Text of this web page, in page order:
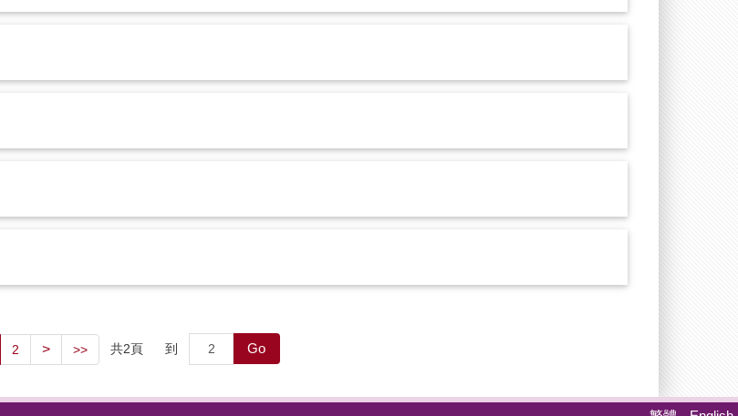
2 > >> 共2頁 到 Go